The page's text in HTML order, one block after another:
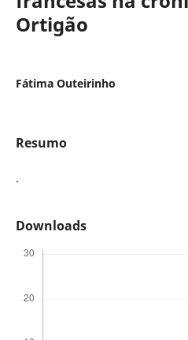
Ortigão
Fátima Outeirinho
Resumo
.
Downloads